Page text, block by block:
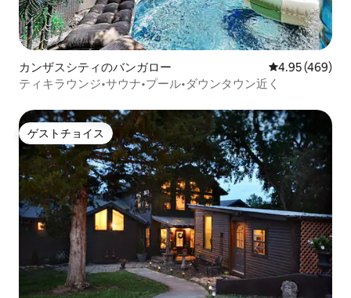
カンザスシティのバンガロー レビュー469
4.95 (469)
ティキラウンジ•サウナ•プール•ダウンタウン近く
ゲストチョイス
ゲストチョイス